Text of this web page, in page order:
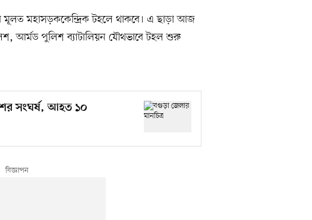
মহাসড়ককেন্দ্রিক টহলে থাকবে। এ ছাড়া আজ
আর্মড পুলিশ ব্যাটালিয়ন যৌথভাবে টহল শুরু
সংঘর্ষ, আহত ১০